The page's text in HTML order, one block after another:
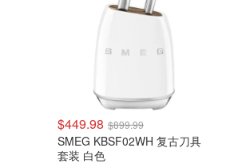
$449.98 $899.99
SMEG KBSF02WH 复古刀具
套装 白色